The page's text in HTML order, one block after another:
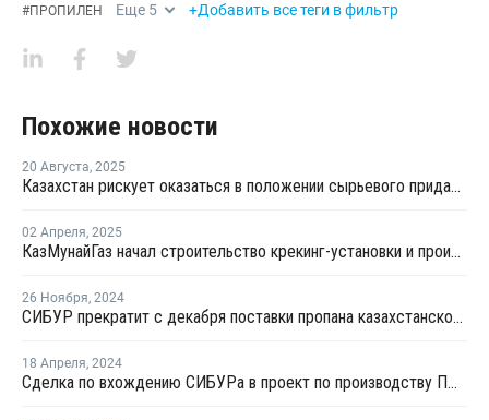
#ПРОПИЛЕН Еще 5 +Добавить все теги в фильтр
Похожие новости
20 Августа, 2025
Казахстан рискует оказаться в положении сырьевого придатка в собственной нефтехимической отрасли
02 Апреля, 2025
КазМунайГаз начал строительство крекинг-установки и производства полиэтилена в Казахстане
26 Ноября, 2024
СИБУР прекратит c декабря поставки пропана казахстанскому KPI
18 Апреля, 2024
Сделка по вхождению СИБУРа в проект по производству ПП в Казахстане закрыта